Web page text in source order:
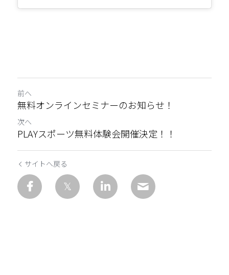
前へ
無料オンラインセミナーのお知らせ！
次へ
PLAYスポーツ無料体験会開催決定！！
サイトへ戻る